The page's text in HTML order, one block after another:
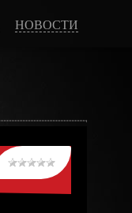
НОВОСТИ